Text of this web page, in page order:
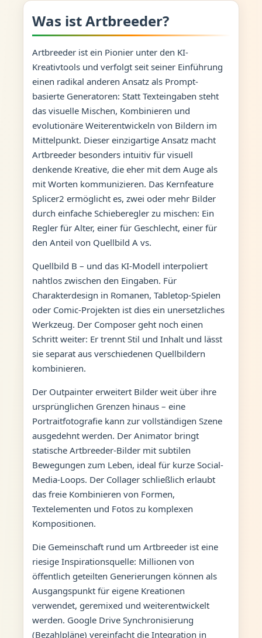
Was ist Artbreeder?
Artbreeder ist ein Pionier unter den KI-
Kreativtools und verfolgt seit seiner Einführung
einen radikal anderen Ansatz als Prompt-
basierte Generatoren: Statt Texteingaben steht
das visuelle Mischen, Kombinieren und
evolutionäre Weiterentwickeln von Bildern im
Mittelpunkt. Dieser einzigartige Ansatz macht
Artbreeder besonders intuitiv für visuell
denkende Kreative, die eher mit dem Auge als
mit Worten kommunizieren. Das Kernfeature
Splicer2 ermöglicht es, zwei oder mehr Bilder
durch einfache Schieberegler zu mischen: Ein
Regler für Alter, einer für Geschlecht, einer für
den Anteil von Quellbild A vs.
Quellbild B – und das KI-Modell interpoliert
nahtlos zwischen den Eingaben. Für
Charakterdesign in Romanen, Tabletop-Spielen
oder Comic-Projekten ist dies ein unersetzliches
Werkzeug. Der Composer geht noch einen
Schritt weiter: Er trennt Stil und Inhalt und lässt
sie separat aus verschiedenen Quellbildern
kombinieren.
Der Outpainter erweitert Bilder weit über ihre
ursprünglichen Grenzen hinaus – eine
Portraitfotografie kann zur vollständigen Szene
ausgedehnt werden. Der Animator bringt
statische Artbreeder-Bilder mit subtilen
Bewegungen zum Leben, ideal für kurze Social-
Media-Loops. Der Collager schließlich erlaubt
das freie Kombinieren von Formen,
Textelementen und Fotos zu komplexen
Kompositionen.
Die Gemeinschaft rund um Artbreeder ist eine
riesige Inspirationsquelle: Millionen von
öffentlich geteilten Generierungen können als
Ausgangspunkt für eigene Kreationen
verwendet, geremixed und weiterentwickelt
werden. Google Drive Synchronisierung
(Bezahlpläne) vereinfacht die Integration in